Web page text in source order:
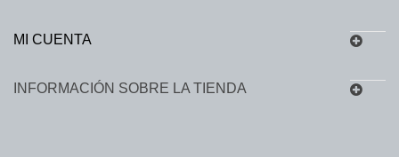
MI CUENTA
INFORMACIÓN SOBRE LA TIENDA